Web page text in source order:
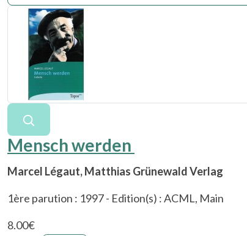
Mensch werden
Marcel Légaut, Matthias Grünewald Verlag
1ère parution : 1997 - Edition(s) : ACML, Main
8.00‎€